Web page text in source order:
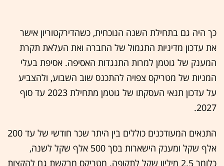
כך היה גם בתחילת השנה הנוכחית, כשהדירקטוריון אישר
את עדכון מדיניות התגמול של החברה ואת העלאת תקרת
המענק של גוטמן למרות התנגדות האסיפה. אסיפת בעלי
המניות של מטריקס צפויה להתכנס שוב השבוע, ולהצביע
על עדכון תנאי העסקתו של גוטמן מתחילת 2023 עד סוף
2027.
התנאים המעודכנים כוללים בין היתר שכר חודשי של עד 200
אלף שקל ומענק הישארות בסך 500 אלף שקל לשנה,
כלומר 2.5 מיליון שקל לתקופה. מטריקס מבקשת גם להקצות